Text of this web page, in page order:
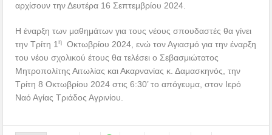
αρχίσουν την Δευτέρα 16 Σεπτεμβρίου 2024.
Η έναρξη των μαθημάτων για τους νέους σπουδαστές θα γίνει
την Τρίτη 1η
Οκτωβρίου 2024, ενώ τον Αγιασμό για την έναρξη
του νέου σχολικού έτους θα τελέσει ο Σεβασμιώτατος
Μητροπολίτης Αιτωλίας και Ακαρνανίας κ. Δαμασκηνός, την
Τρίτη 8 Οκτωβρίου 2024 στις 6:30’ το απόγευμα, στον Ιερό
Ναό Αγίας Τριάδος Αγρινίου.